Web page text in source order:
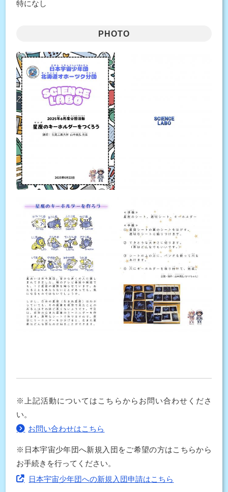
特になし
PHOTO
※上記活動についてはこちらからお問い合わせくださ
い。
お問い合わせはこちら
※日本宇宙少年団へ新規入団をご希望の方はこちらから
お手続きを行ってください。
日本宇宙少年団への新規入団申請はこちら